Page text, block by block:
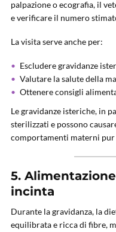
palpazione o ecografia, il
e verificare il numero
La visita serve anche per:
Escludere gravidanze
Valutare la salute della
Ottenere consigli
Le gravidanze isteriche, in
sterilizzati e possono
comportamenti materni pur
5.
incinta
Durante la gravidanza, la
equilibrata e ricca di fibre,